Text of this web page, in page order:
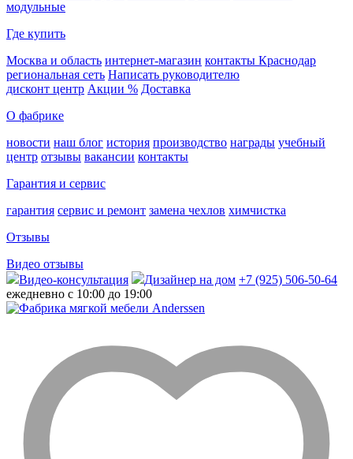
модульные
Где купить
Москва и область интернет-магазин контакты Краснодар
региональная сеть Написать руководителю
дисконт центр Акции % Доставка
О фабрике
новости наш блог история производство награды учебный
центр отзывы вакансии контакты
Гарантия и сервис
гарантия сервис и ремонт замена чехлов химчистка
Отзывы
Видео отзывы
Видео-консультация
Дизайнер на дом +7 (925) 506-50-64
ежедневно с 10:00 до 19:00